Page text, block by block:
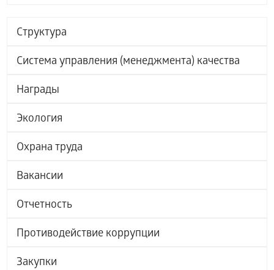
Структура
Система управления (менеджмента) качества
Награды
Экология
Охрана труда
Вакансии
Отчетность
Противодействие коррупции
Закупки